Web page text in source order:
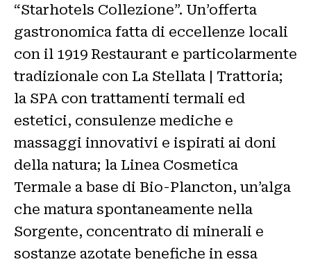
“Starhotels Collezione”. Un’offerta
gastronomica fatta di eccellenze locali
con il 1919 Restaurant e particolarmente
tradizionale con La Stellata | Trattoria;
la SPA con trattamenti termali ed
estetici, consulenze mediche e
massaggi innovativi e ispirati ai doni
della natura; la Linea Cosmetica
Termale a base di Bio-Plancton, un’alga
che matura spontaneamente nella
Sorgente, concentrato di minerali e
sostanze azotate benefiche in essa